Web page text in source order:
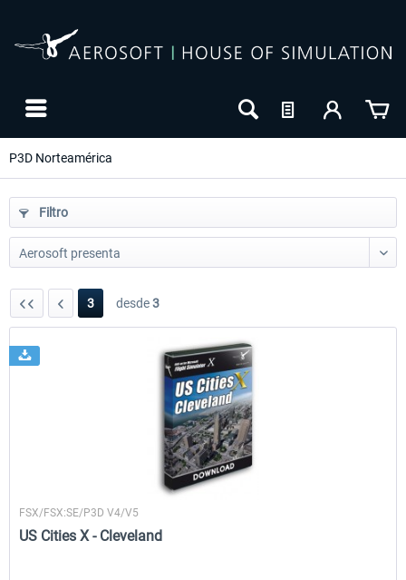
P3D Norteamérica
PILOT'S - FS Global Ultimate 2024
Filtro
3 desde3
Aerosoft
FSX/FSX:SE/P3D V4/V5
US Cities X - Cleveland